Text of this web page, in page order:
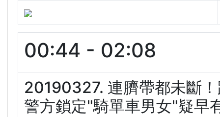
00:44 - 02:08
20190327. 連臍帶都未斷
警方鎖定"騎單車男女"疑早